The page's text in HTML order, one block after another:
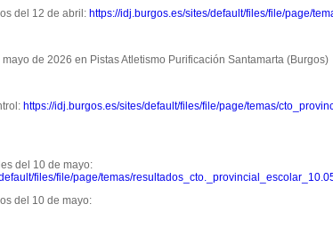
del 12 de abril: https://idj.burgos.es/sites/default/files/file/page/
mayo de 2026 en Pistas Atletismo Purificación Santamarta (Burgos)
https://idj.burgos.es/sites/default/files/file/page/temas/
del 10 de mayo:
files/file/page/temas/
del 10 de mayo: